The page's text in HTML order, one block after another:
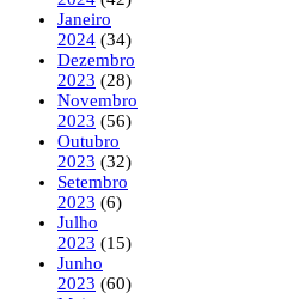
Janeiro
2024 (34)
Dezembro
2023 (28)
Novembro
2023 (56)
Outubro
2023 (32)
Setembro
2023 (6)
Julho
2023 (15)
Junho
2023 (60)